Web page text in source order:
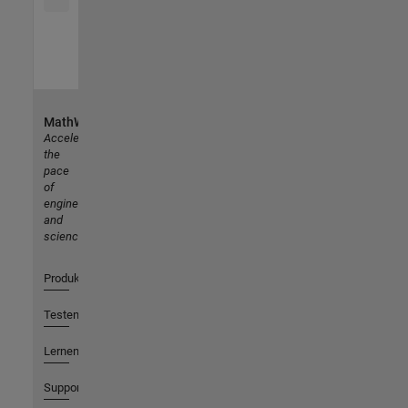
MathWorks
Accelerating
the
pace
of
engineering
and
science
Produkte
Testen oder Kaufen
Lernen
Support